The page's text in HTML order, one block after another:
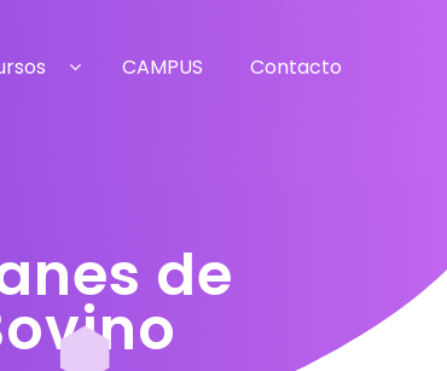
CAMPUS Contacto
de